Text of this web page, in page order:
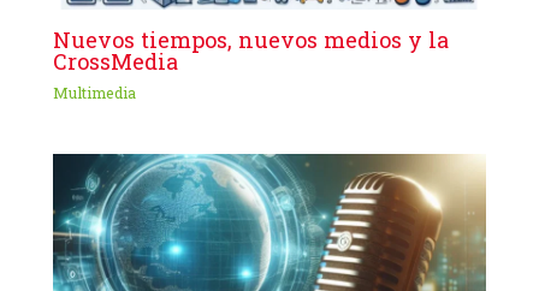
Nuevos tiempos, nuevos medios y la
CrossMedia
Multimedia